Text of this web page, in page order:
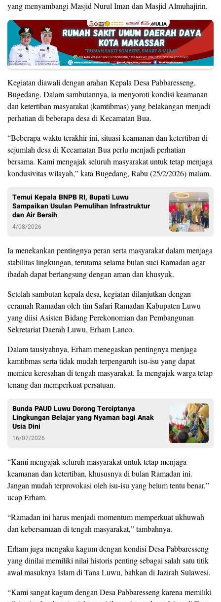
yang menyambangi Masjid Nurul Iman dan Masjid Almuhajirin.
Kegiatan diawali dengan arahan Kepala Desa Pabbaresseng,
Bugedang. Dalam sambutannya, ia menyoroti kondisi keamanan
dan ketertiban masyarakat (kamtibmas) yang belakangan menjadi
perhatian di beberapa desa di Kecamatan Bua.
“Beberapa waktu terakhir ini, situasi keamanan dan ketertiban di
sejumlah desa di Kecamatan Bua perlu menjadi perhatian
bersama. Kami mengajak seluruh masyarakat untuk tetap menjaga
kondusivitas wilayah,” kata Bugedang, Rabu (25/2/2026) malam.
Temui Kepala BNPB RI, Bupati Luwu
Sampaikan Usulan Pemulihan Infrastruktur
dan Air Bersih
4/08/2026
Ia menekankan pentingnya peran serta masyarakat dalam menjaga
stabilitas lingkungan, terutama selama bulan suci Ramadan agar
ibadah dapat berlangsung dengan aman dan khusyuk.
Setelah sambutan kepala desa, kegiatan dilanjutkan dengan
ceramah Ramadan oleh tim Safari Ramadan Kabupaten Luwu
yang diisi Asisten Bidang Perekonomian dan Pembangunan
Sekretariat Daerah Luwu, Erham Lanco.
Dalam tausiyahnya, Erham menegaskan pentingnya menjaga
kamtibmas serta tidak mudah terpengaruh isu-isu yang dapat
memicu keresahan di tengah masyarakat. Ia mengajak warga tetap
tenang dan memperkuat persatuan.
Bunda PAUD Luwu Dorong Terciptanya
Lingkungan Belajar yang Nyaman bagi Anak
Usia Dini
16/07/2026
“Kami mengajak seluruh masyarakat untuk tetap menjaga
keamanan dan ketertiban, khususnya di bulan Ramadan ini.
Jangan mudah terprovokasi oleh isu-isu yang belum tentu benar,”
ucap Erham.
“Ramadan ini harus menjadi momentum memperkuat ukhuwah
dan kebersamaan di tengah masyarakat,” tambahnya.
Erham juga mengaku kagum dengan kondisi Desa Pabbaresseng
yang dinilai memiliki nilai historis penting sebagai salah satu titik
awal masuknya Islam di Tana Luwu, bahkan di Jazirah Sulawesi.
“Kami sangat kagum dengan Desa Pabbaresseng karena memiliki